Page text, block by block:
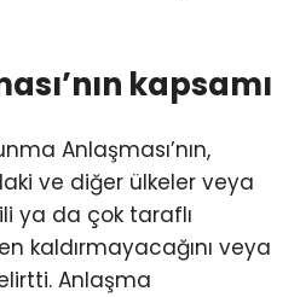
kapsamı
Anlaşması’nın,
ve diğer ülkeler veya
ya da çok taraflı
kaldırmayacağını veya
Anlaşma